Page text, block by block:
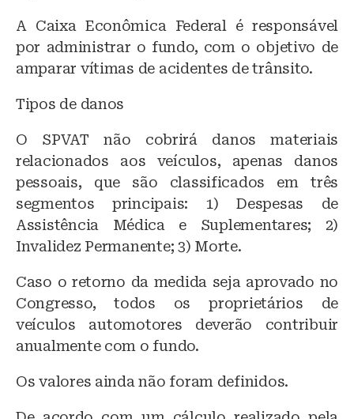
A Caixa Econômica Federal é responsável
por administrar o fundo, com o objetivo de
amparar vítimas de acidentes de trânsito.
Tipos de danos
O SPVAT não cobrirá danos materiais
relacionados aos veículos, apenas danos
pessoais, que são classificados em três
segmentos principais: 1) Despesas de
Assistência Médica e Suplementares; 2)
Invalidez Permanente; 3) Morte.
Caso o retorno da medida seja aprovado no
Congresso, todos os proprietários de
veículos automotores deverão contribuir
anualmente com o fundo.
Os valores ainda não foram definidos.